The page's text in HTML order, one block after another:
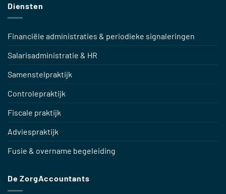
Diensten
Financiële administraties & periodieke signaleringen
Salarisadministratie & HR
Samenstelpraktijk
Controlepraktijk
Fiscale praktijk
Adviespraktijk
Fusie & overname begeleiding
De ZorgAccountants